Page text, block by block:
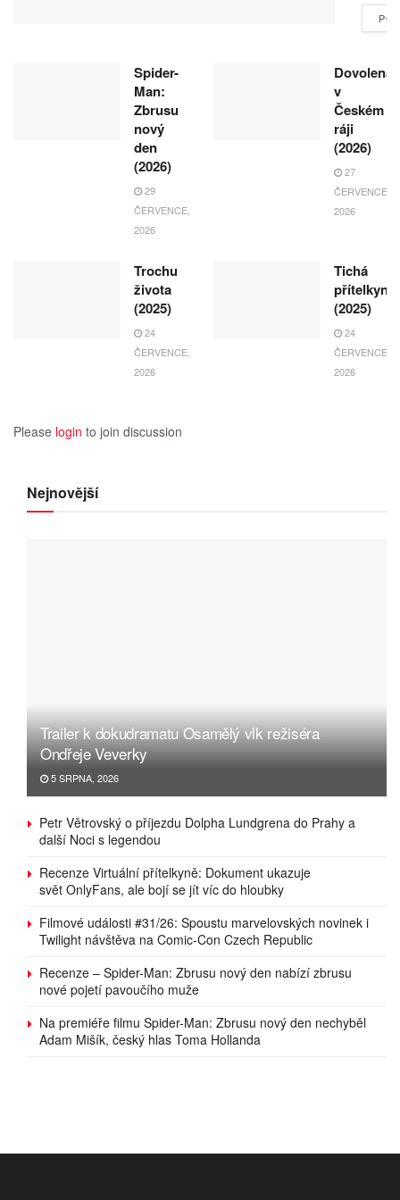
Spider-
Man:
Zbrusu
nový
den
(2026)
29
ČERVENCE,
2026
Dovolená
v
Českém
ráji
(2026)
27
ČERVENCE,
2026
Trochu
života
(2025)
24
ČERVENCE,
2026
Tichá
přítelkyně
(2025)
24
ČERVENCE,
2026
Please login to join discussion
Nejnovější
Trailer k dokudramatu Osamělý vlk režiséra
Ondřeje Veverky
5 SRPNA, 2026
Petr Větrovský o příjezdu Dolpha Lundgrena do Prahy a
další Noci s legendou
Recenze Virtuální přítelkyně: Dokument ukazuje
svět OnlyFans, ale bojí se jít víc do hloubky
Filmové události #31/26: Spoustu marvelovských novinek i
Twilight návštěva na Comic-Con Czech Republic
Recenze – Spider-Man: Zbrusu nový den nabízí zbrusu
nové pojetí pavoučího muže
Na premiéře filmu Spider-Man: Zbrusu nový den nechyběl
Adam Mišík, český hlas Toma Hollanda